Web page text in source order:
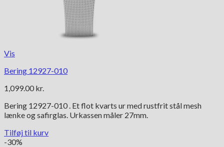
Vis
Bering 12927-010
1,099.00 kr.
Bering 12927-010 . Et flot kvarts ur med rustfrit stål mesh
lænke og safirglas. Urkassen måler 27mm.
Tilføj til kurv
-30%